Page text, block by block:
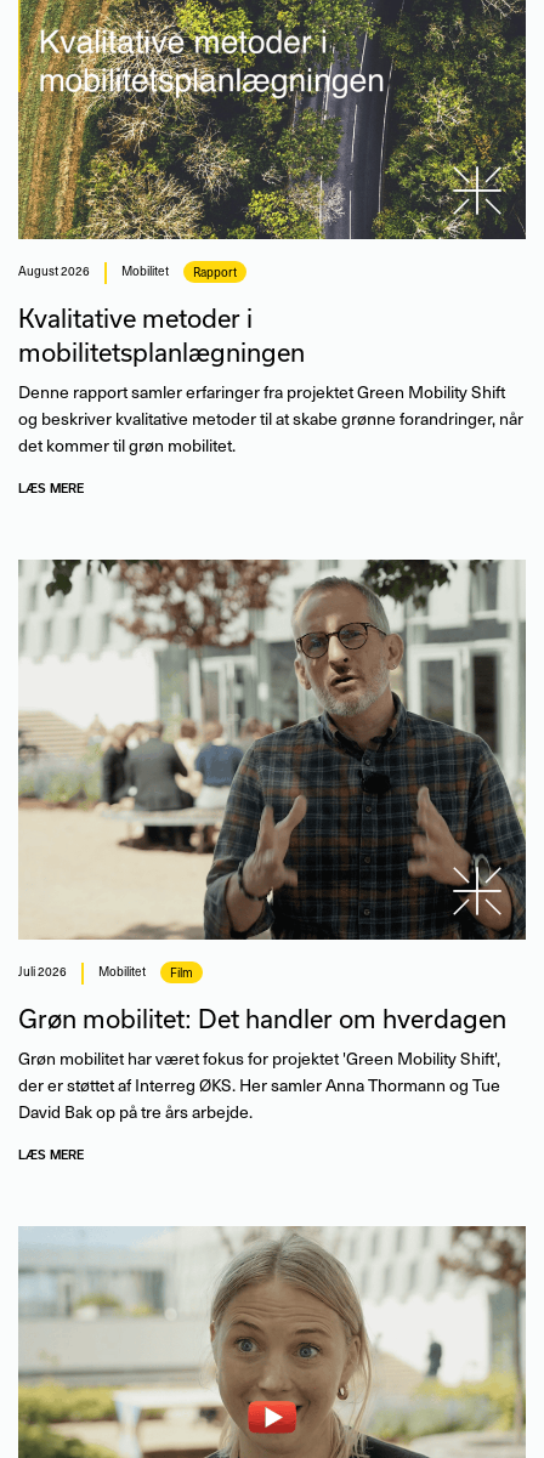
august 2026 Mobilitet Rapport
Kvalitative metoder i
mobilitetsplanlægningen
Denne rapport samler erfaringer fra projektet Green Mobility Shift
og beskriver kvalitative metoder til at skabe grønne forandringer, når
det kommer til grøn mobilitet.
LÆS MERE
juli 2026 Mobilitet Film
Grøn mobilitet: Det handler om hverdagen
Grøn mobilitet har været fokus for projektet 'Green Mobility Shift',
der er støttet af Interreg ØKS. Her samler Anna Thormann og Tue
David Bak op på tre års arbejde.
LÆS MERE